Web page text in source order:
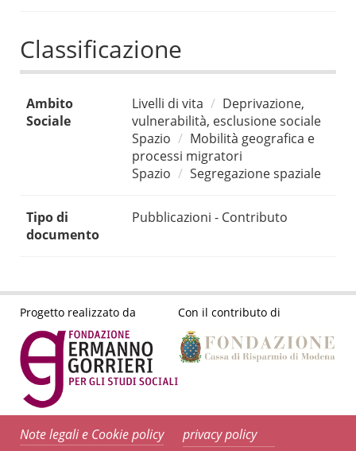
Classificazione
Ambito
Sociale
Livelli di vita
Deprivazione,
vulnerabilità, esclusione sociale
Spazio
Mobilità geografica e
processi migratori
Spazio
Segregazione spaziale
Tipo di
documento
Pubblicazioni - Contributo
Progetto realizzato da Con il contributo di
Note legali e Cookie policy privacy policy